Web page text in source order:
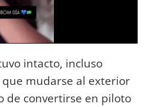
intacto, incluso
mudarse al exterior
de convertirse en piloto